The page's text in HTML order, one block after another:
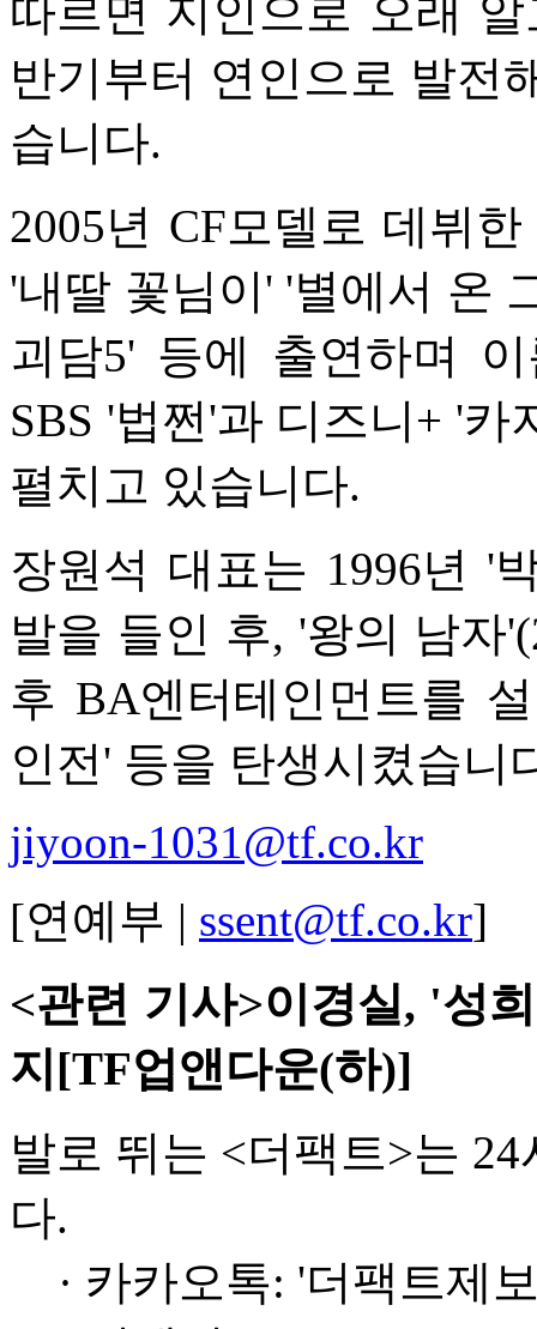
따르면 지인으로 오래
반기부터 연인으로 발전
습니다.
2005년 CF모델로 데뷔
'내딸 꽃님이' '별에서 온
괴담5' 등에 출연하며
SBS '법쩐'과 디즈니+ '
펼치고 있습니다.
장원석 대표는 1996년 '
발을 들인 후, '왕의 남자
후 BA엔터테인먼트를
인전' 등을 탄생시켰습니
jiyoon-1031@tf.co.kr
[연예부 | ssent@tf.co.kr]
<관련 기사>이경실, '성
지[TF업앤다운(하)]
발로 뛰는 <더팩트>는
다.
· 카카오톡: '더팩트제